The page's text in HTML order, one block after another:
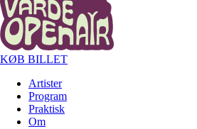
KØB BILLET
Artister
Program
Praktisk
Om